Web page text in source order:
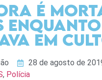
é
enquanto
em
28 de agosto de
, Polícia